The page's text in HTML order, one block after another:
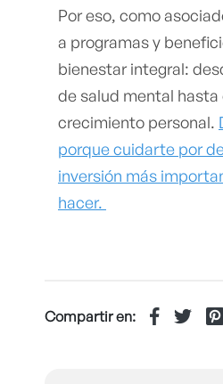
Por eso, como
a programas y
bienestar integral:
de salud mental
crecimiento personal.
porque cuidarte por
inversión más
hacer.
Compartir en: